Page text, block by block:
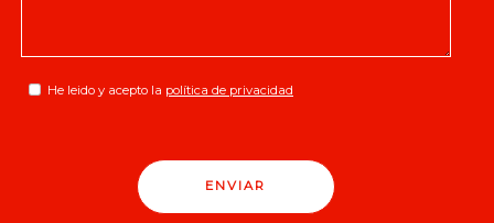
He leido y acepto la política de privacidad
ENVIAR